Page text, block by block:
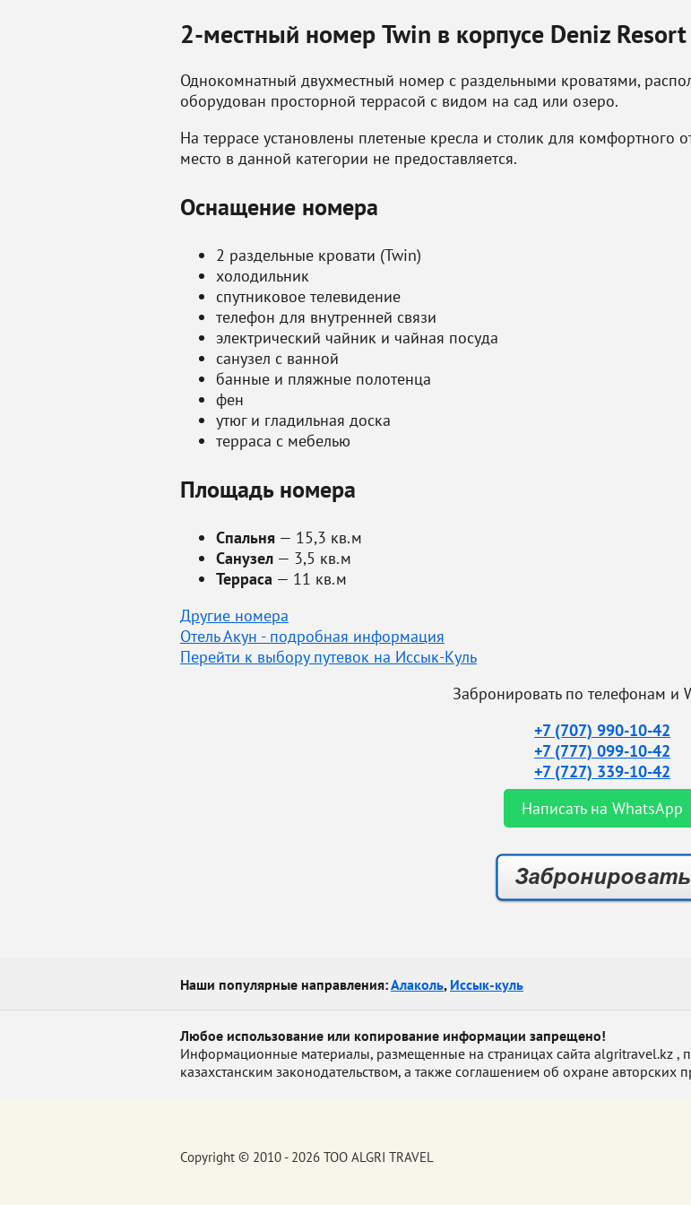
2-местный номер Twin в корпусе Deniz
Однокомнатный двухместный номер с раздельными кроватями,
оборудован просторной террасой с видом на сад или озеро.
На террасе установлены плетеные кресла и столик для комфортного
место в данной категории не предоставляется.
Оснащение номера
2 раздельные кровати (Twin)
холодильник
спутниковое телевидение
телефон для внутренней связи
электрический чайник и чайная посуда
санузел с ванной
банные и пляжные полотенца
фен
утюг и гладильная доска
терраса с мебелью
Площадь номера
Спальня — 15,3 кв.м
Санузел — 3,5 кв.м
Терраса — 11 кв.м
Другие номера
Отель Акун - подробная информация
Перейти к выбору путевок на Иссык-Куль
Забронировать по телефонам и
+7 (707) 990-10-42
+7 (777) 099-10-42
+7 (727) 339-10-42
Написать на WhatsApp
Наши популярные направления:Алаколь, Иссык-куль
Любое использование или копирование информации запрещено!
Информационные материалы, размещенные на страницах сайта algritravel.kz ,
казахстанским законодательством, а также соглашением об охране авторских
Copyright © 2010 - 2026 ТОО ALGRI TRAVEL